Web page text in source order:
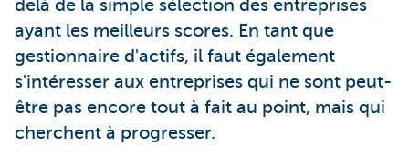
delà de la simple sélection des entreprises
ayant les meilleurs scores. En tant que
gestionnaire d'actifs, il faut également
s'intéresser aux entreprises qui ne sont peut-
être pas encore tout à fait au point, mais qui
cherchent à progresser.